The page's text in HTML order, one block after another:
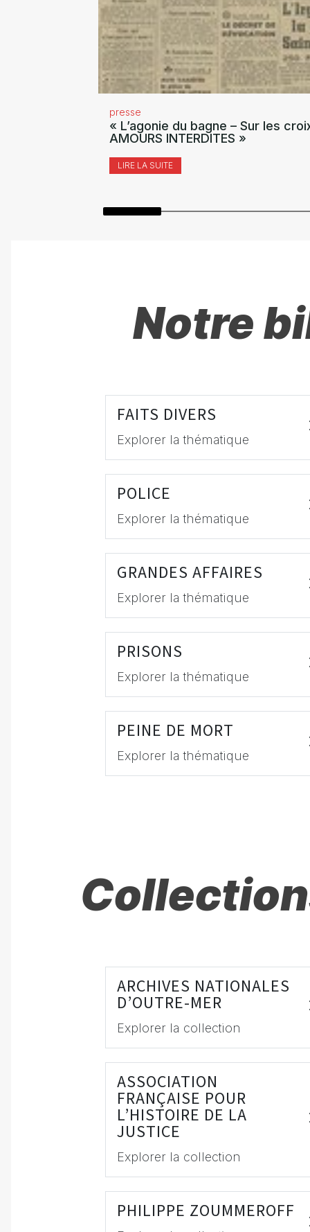
presse
« L’agonie du bagne – Sur les
AMOURS INTERDITES »
LIRE LA SUITE
Notre
FAITS DIVERS
Explorer la thématique
POLICE
Explorer la thématique
GRANDES AFFAIRES
Explorer la thématique
PRISONS
Explorer la thématique
PEINE DE MORT
Explorer la thématique
ARCHIVES NATIONALES
D’OUTRE-MER
Explorer la collection
ASSOCIATION
FRANÇAISE POUR
L’HISTOIRE DE LA
JUSTICE
Explorer la collection
PHILIPPE ZOUMMEROFF